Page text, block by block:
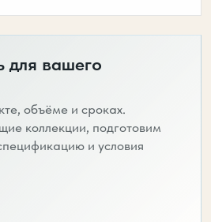
для вашего
объёме и сроках.
коллекции, подготовим
и условия